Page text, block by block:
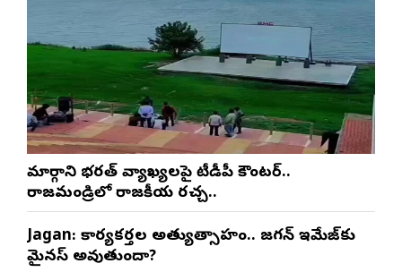
మార్గాని భరత్ వ్యాఖ్యలపై టీడీపీ కౌంటర్..
రాజమండ్రిలో రాజకీయ రచ్చ..
Jagan: కార్యకర్తల అత్యుత్సాహం.. జగన్ ఇమేజ్‌కు
మైనస్ అవుతుందా?